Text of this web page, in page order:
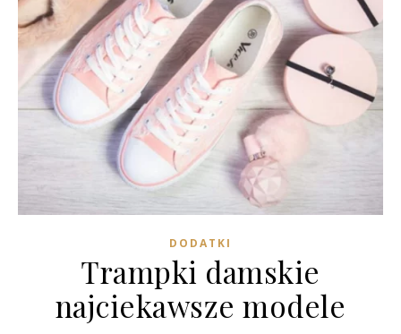
DODATKI
Trampki damskie
najciekawsze modele